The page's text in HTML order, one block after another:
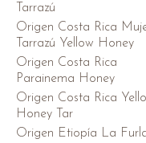
Tarrazú
Origen Costa Rica
Tarrazú Yellow Honey
Origen Costa Rica
Parainema Honey
Origen Costa Rica
Honey Tar
Origen Etiopía La